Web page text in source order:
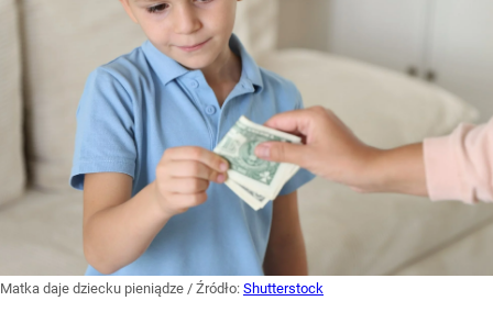
Matka daje dziecku pieniądze / Źródło: Shutterstock